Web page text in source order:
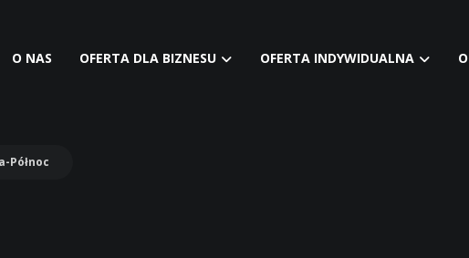
O NAS OFERTA DLA BIZNESU OFERTA INDYWIDUALNA
Północ